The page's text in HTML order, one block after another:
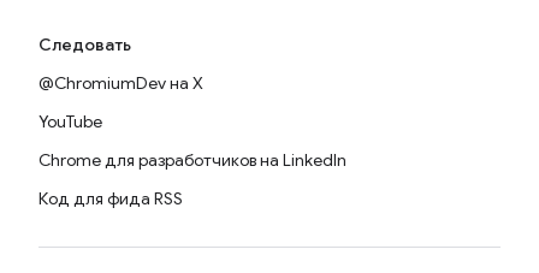
Следовать
@ChromiumDev на X
YouTube
Chrome для разработчиков на LinkedIn
Код для фида RSS